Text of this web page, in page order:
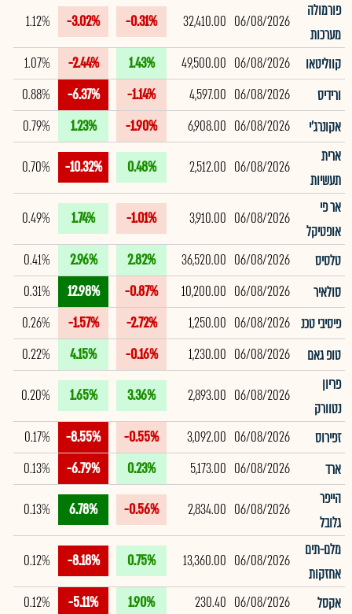
פורמולה
מערכות
06/08/2026
32,410.00
-0.31%
-3.02%
1.12%
קווליטאו 06/08/2026
49,500.00
1.43%
-2.44%
1.07%
ורידיס
06/08/2026
4,597.00
-1.14%
-6.37%
0.88%
אקונרג'י
06/08/2026
6,908.00
-1.90%
1.23%
0.79%
ארית
תעשיות
06/08/2026
2,512.00
0.48%
-10.32%
0.70%
אר פי
אופטיקל
06/08/2026
3,910.00
-1.01%
1.74%
0.49%
טלסיס 06/08/2026
36,520.00
2.82%
2.96%
0.41%
סולאיר
06/08/2026
10,200.00
-0.87%
12.98%
0.31%
פיסיבי טכנ 06/08/2026
1,250.00
-2.72%
-1.57%
0.26%
טופ גאם
06/08/2026
1,230.00
-0.16%
4.15%
0.22%
פריון
נטוורק
06/08/2026
2,893.00
3.36%
1.65%
0.20%
זפירוס 06/08/2026
3,092.00
-0.55%
-8.55%
0.17%
ארד
06/08/2026
5,173.00
0.23%
-6.79%
0.13%
הייפר
גלובל
06/08/2026
2,834.00
-0.56%
6.78%
0.13%
מלם-תים
אחזקות
06/08/2026
13,360.00
0.75%
-8.18%
0.12%
אקסל 06/08/2026
230.40
1.90%
-5.11%
0.12%